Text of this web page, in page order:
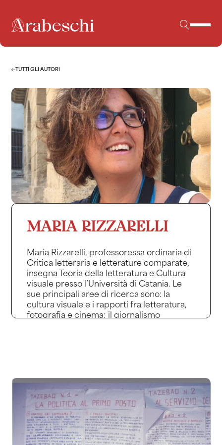
TUTTI GLI AUTORI
MARIA RIZZARELLI
Maria Rizzarelli, professoressa ordinaria di
Critica letteraria e letterature comparate,
insegna Teoria della letteratura e Cultura
visuale presso l’Università di Catania. Le
sue principali aree di ricerca sono: la
cultura visuale e i rapporti fra letteratura,
fotografia e cinema; il giornalismo
2015); Goliarda Sapienza. Gli spazi della
libertà, il tempo della gioia (Carocci,
2018);Amore e guerra. Percorsi
intermediali fra letteratura e cinema
(duetredue 2019 – “Premio Kinomata”
2020). Ha curato inoltre Sapienza A-Z
(Electa 2024); e, insieme a Beatrice